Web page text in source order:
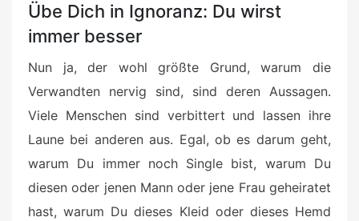
Übe Dich in Ignoranz: Du wirst
immer besser
Nun ja, der wohl größte Grund, warum die
Verwandten nervig sind, sind deren Aussagen.
Viele Menschen sind verbittert und lassen ihre
Laune bei anderen aus. Egal, ob es darum geht,
warum Du immer noch Single bist, warum Du
diesen oder jenen Mann oder jene Frau geheiratet
hast, warum Du dieses Kleid oder dieses Hemd